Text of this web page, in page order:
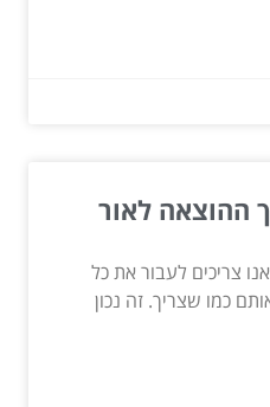
ההוצאה לאור
צריכים לעבור את כל
כמו שצריך. זה נכון